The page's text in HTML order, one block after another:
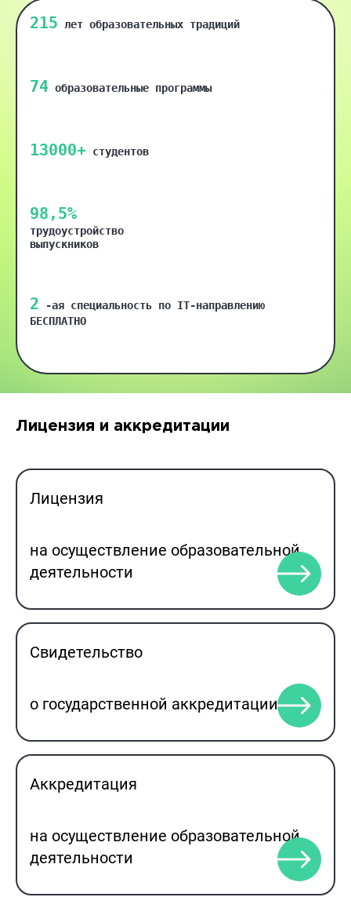
215 лет образовательных традиций
74 образовательные программы
13000+ студентов
98,5%
трудоустройство
выпускников
2 -ая специальность по IT-направлению
БЕСПЛАТНО
Лицензия и аккредитации
Лицензия
на осуществление образовательной
деятельности
Свидетельство
о государственной аккредитации
Аккредитация
на осуществление образовательной
деятельности